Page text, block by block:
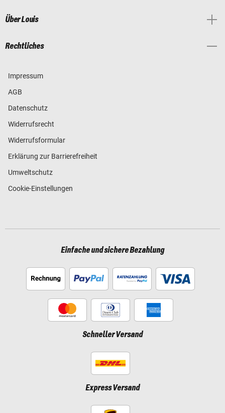
Über Louis
Rechtliches
Impressum
AGB
Datenschutz
Widerrufsrecht
Widerrufsformular
Erklärung zur Barrierefreiheit
Umweltschutz
Cookie-Einstellungen
Einfache und sichere Bezahlung
Schneller Versand
Express Versand